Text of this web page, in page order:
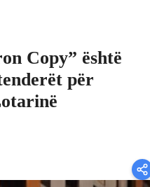
Copy” është
për